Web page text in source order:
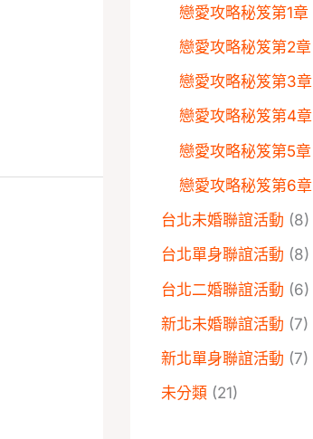
戀愛攻略秘笈第1章
戀愛攻略秘笈第2章
戀愛攻略秘笈第3章
戀愛攻略秘笈第4章
戀愛攻略秘笈第5章
戀愛攻略秘笈第6章
台北未婚聯誼活動 (8)
台北單身聯誼活動 (8)
台北二婚聯誼活動 (6)
新北未婚聯誼活動 (7)
新北單身聯誼活動 (7)
未分類 (21)